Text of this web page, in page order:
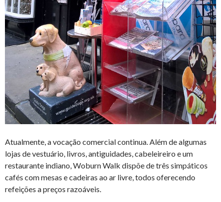
Atualmente, a vocação comercial continua. Além de algumas
lojas de vestuário, livros, antiguidades, cabeleireiro e um
restaurante indiano, Woburn Walk dispõe de três simpáticos
cafés com mesas e cadeiras ao ar livre, todos oferecendo
refeições a preços razoáveis.